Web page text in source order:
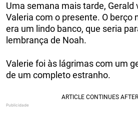
Uma semana mais tarde, Gerald
Valeria com o presente. O berço
era um lindo banco, que seria
lembrança de Noah.
Valerie foi às lágrimas com um
de um completo estranho.